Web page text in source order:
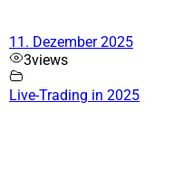
11. Dezember 2025
3views
Live-Trading in 2025